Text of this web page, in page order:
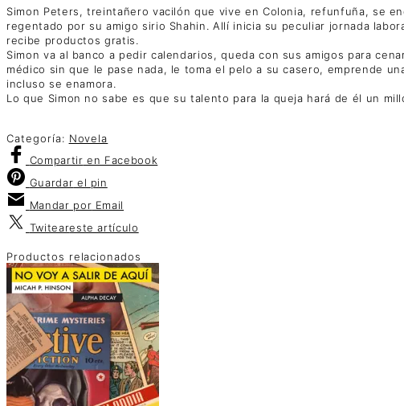
Simon Peters, treintañero vacilón que vive en Colonia, refunfuña, se
regentado por su amigo sirio Shahin. Allí inicia su peculiar jornada
recibe productos gratis.
Simon va al banco a pedir calendarios, queda con sus amigos para
médico sin que le pase nada, le toma el pelo a su casero, emprende
incluso se enamora.
Lo que Simon no sabe es que su talento para la queja hará de él un
Categoría: Novela
Compartir en Facebook
Guardar el pin
Mandar por Email
Twiteareste artículo
Productos relacionados